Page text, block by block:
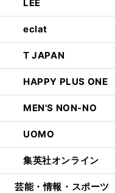
LEE
eclat
T JAPAN
HAPPY PLUS ONE
MEN'S NON-NO
UOMO
集英社オンライン
芸能・情報・スポーツ